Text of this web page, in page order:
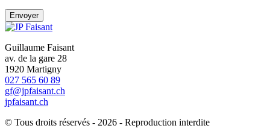
Guillaume Faisant
av. de la gare 28
1920 Martigny
027 565 60 89
gf@jpfaisant.ch
jpfaisant.ch
© Tous droits réservés - 2026 - Reproduction interdite